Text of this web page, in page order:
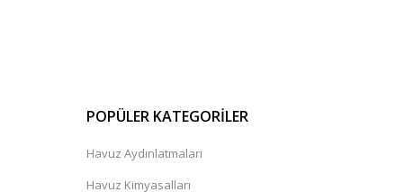
POPÜLER KATEGORİLER
Havuz Aydınlatmaları
Havuz Kimyasalları